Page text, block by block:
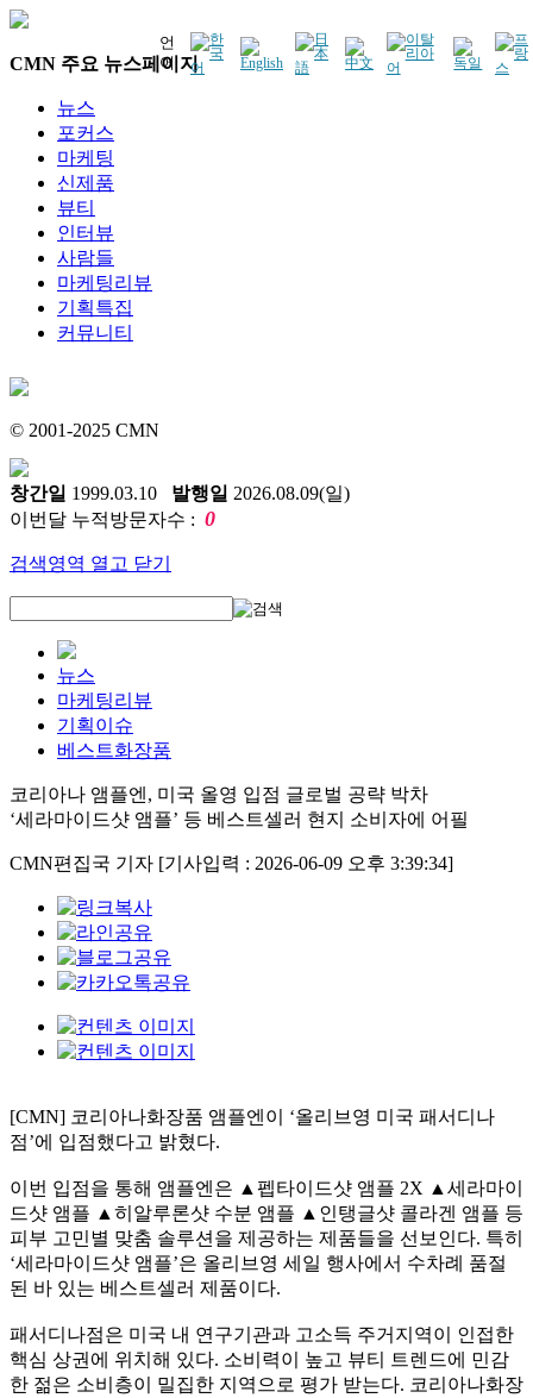
언
어
CMN 주요 뉴스페이지
뉴스
포커스
마케팅
신제품
뷰티
인터뷰
사람들
마케팅리뷰
기획특집
커뮤니티
© 2001-2025 CMN
창간일 1999.03.10 발행일 2026.08.09(일)
이번달 누적방문자수 : 0
검색영역 열고 닫기
뉴스
마케팅리뷰
기획이슈
베스트화장품
코리아나 앰플엔, 미국 올영 입점 글로벌 공략 박차
‘세라마이드샷 앰플’ 등 베스트셀러 현지 소비자에 어필
CMN편집국 기자 [기사입력 : 2026-06-09 오후 3:39:34]
[CMN] 코리아나화장품 앰플엔이 ‘올리브영 미국 패서디나
점’에 입점했다고 밝혔다.
이번 입점을 통해 앰플엔은 ▲펩타이드샷 앰플 2X ▲세라마이
드샷 앰플 ▲히알루론샷 수분 앰플 ▲인탱글샷 콜라겐 앰플 등
피부 고민별 맞춤 솔루션을 제공하는 제품들을 선보인다. 특히
‘세라마이드샷 앰플’은 올리브영 세일 행사에서 수차례 품절
된 바 있는 베스트셀러 제품이다.
패서디나점은 미국 내 연구기관과 고소득 주거지역이 인접한
핵심 상권에 위치해 있다. 소비력이 높고 뷰티 트렌드에 민감
한 젊은 소비층이 밀집한 지역으로 평가 받는다. 코리아나화장